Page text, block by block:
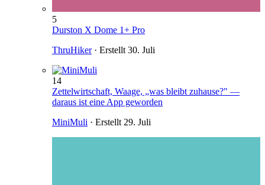
5
Durston X Dome 1+ Pro
ThruHiker· Erstellt 30. Juli
14
Zettelwirtschaft, Waage, „was bleibt zuhause?" —
daraus ist eine App geworden
MiniMuli · Erstellt 29. Juli